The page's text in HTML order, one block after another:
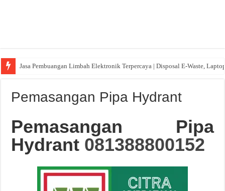
Jasa Pembuangan Limbah Elektronik Terpercaya | Disposal E-Waste,
Pemasangan Pipa Hydrant
Pemasangan Pipa
Hydrant 081388800152